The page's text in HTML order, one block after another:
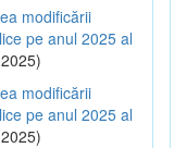
modificării
pe anul 2025 al
modificării
pe anul 2025 al